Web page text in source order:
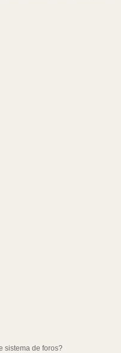
sistema de foros?